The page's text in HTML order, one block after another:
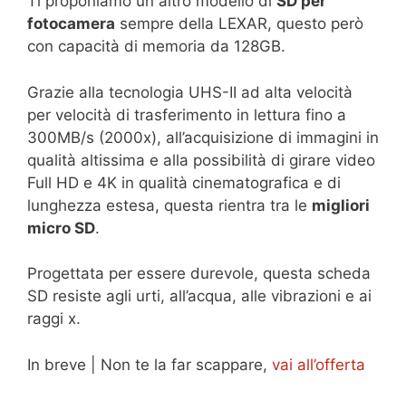
fotocamera sempre della LEXAR, questo però
con capacità di memoria da 128GB.
Grazie alla tecnologia UHS-II ad alta velocità
per velocità di trasferimento in lettura fino a
300MB/s (2000x), all’acquisizione di immagini in
qualità altissima e alla possibilità di girare video
Full HD e 4K in qualità cinematografica e di
lunghezza estesa, questa rientra tra le migliori
micro SD.
Progettata per essere durevole, questa scheda
SD resiste agli urti, all’acqua, alle vibrazioni e ai
raggi x.
In breve | Non te la far scappare, vai all’offerta